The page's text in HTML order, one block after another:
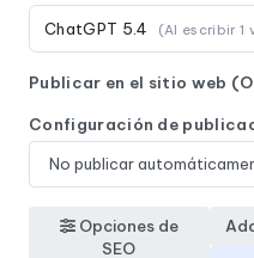
ChatGPT 5.4 (AI escribir 1
Publicar en el sitio web
Configuración de
Opciones de
SEO